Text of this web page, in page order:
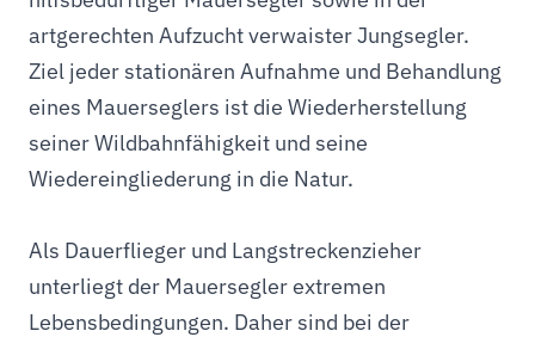
artgerechten Aufzucht verwaister Jungsegler.
Ziel jeder stationären Aufnahme und Behandlung
eines Mauerseglers ist die Wiederherstellung
seiner Wildbahnfähigkeit und seine
Wiedereingliederung in die Natur.
Als Dauerflieger und Langstreckenzieher
unterliegt der Mauersegler extremen
Lebensbedingungen. Daher sind bei der